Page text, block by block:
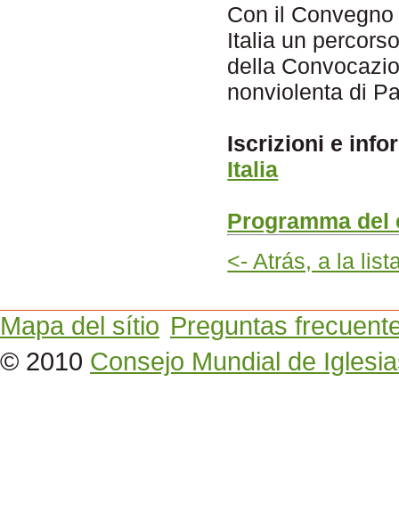
Con il
Italia un
della
nonviolenta di
Iscrizioni e
Italia
Programma del
<- Atrás, a la
Mapa del sítio Preguntas
© 2010 Consejo Mundial de